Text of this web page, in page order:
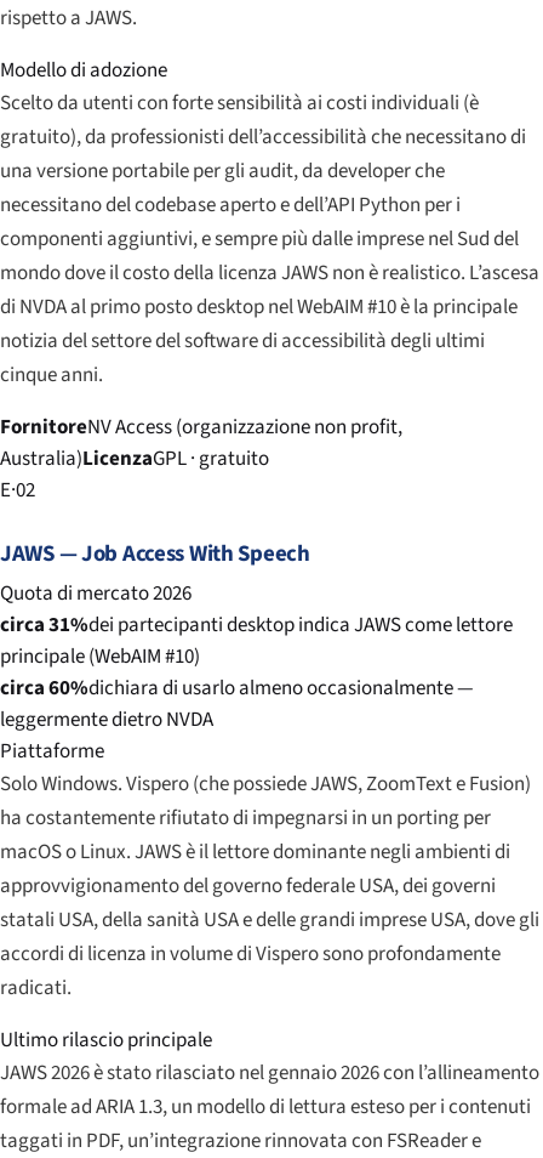
rispetto a JAWS.
Modello di adozione
Scelto da utenti con forte sensibilità ai costi individuali (è
gratuito), da professionisti dell’accessibilità che necessitano di
una versione portabile per gli audit, da developer che
necessitano del codebase aperto e dell’API Python per i
componenti aggiuntivi, e sempre più dalle imprese nel Sud del
mondo dove il costo della licenza JAWS non è realistico. L’ascesa
di NVDA al primo posto desktop nel WebAIM #10 è la principale
notizia del settore del software di accessibilità degli ultimi
cinque anni.
FornitoreNV Access (organizzazione non profit,
Australia)LicenzaGPL · gratuito
E·02
JAWS — Job Access With Speech
Quota di mercato 2026
circa 31%dei partecipanti desktop indica JAWS come lettore
principale (WebAIM #10)
circa 60%dichiara di usarlo almeno occasionalmente —
leggermente dietro NVDA
Piattaforme
Solo Windows. Vispero (che possiede JAWS, ZoomText e Fusion)
ha costantemente rifiutato di impegnarsi in un porting per
macOS o Linux. JAWS è il lettore dominante negli ambienti di
approvvigionamento del governo federale USA, dei governi
statali USA, della sanità USA e delle grandi imprese USA, dove gli
accordi di licenza in volume di Vispero sono profondamente
radicati.
Ultimo rilascio principale
JAWS 2026 è stato rilasciato nel gennaio 2026 con l’allineamento
formale ad ARIA 1.3, un modello di lettura esteso per i contenuti
taggati in PDF, un’integrazione rinnovata con FSReader e